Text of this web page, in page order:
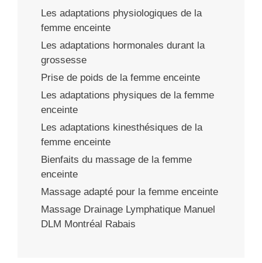
Les adaptations physiologiques de la
femme enceinte
Les adaptations hormonales durant la
grossesse
Prise de poids de la femme enceinte
Les adaptations physiques de la femme
enceinte
Les adaptations kinesthésiques de la
femme enceinte
Bienfaits du massage de la femme
enceinte
Massage adapté pour la femme enceinte
Massage Drainage Lymphatique Manuel
DLM Montréal Rabais